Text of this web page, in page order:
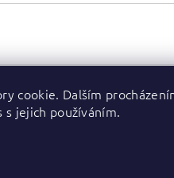
Zboží.cz | Heureka.cz
cookie. Dalším
jejich používáním.